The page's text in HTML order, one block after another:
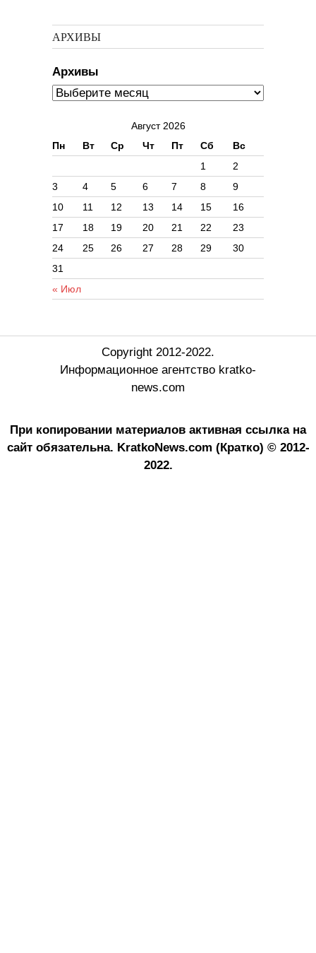
АРХИВЫ
Архивы
Август 2026
Пн
Вт Ср Чт Пт Сб Вс
« Июл
1
2
3
4 5 6 7 8
9
10
11 12 13 14 15
16
17
18 19 20 21 22
23
24
25 26 27 28 29
30
31
Copyright 2012-2022.
Информационное агентство kratko-
news.com
При копировании материалов активная ссылка на
сайт обязательна. KratkoNews.com (Кратко) © 2012-
2022.